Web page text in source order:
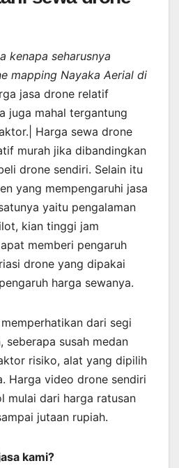
kenapa seharusnya
mapping Nayaka Aerial di
jasa drone relatif
juga mahal tergantung
Harga sewa drone
murah jika dibandingkan
drone sendiri. Selain itu
yang mempengaruhi jasa
yaitu pengalaman
kian tinggi jam
memberi pengaruh
drone yang dipakai
harga sewanya.
dari segi
seberapa susah medan
risiko, alat yang dipilih
Harga video drone sendiri
mulai dari harga ratusan
jutaan rupiah.
kami?